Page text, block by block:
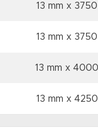
13 mm x
13 mm x
13 mm x
13 mm x